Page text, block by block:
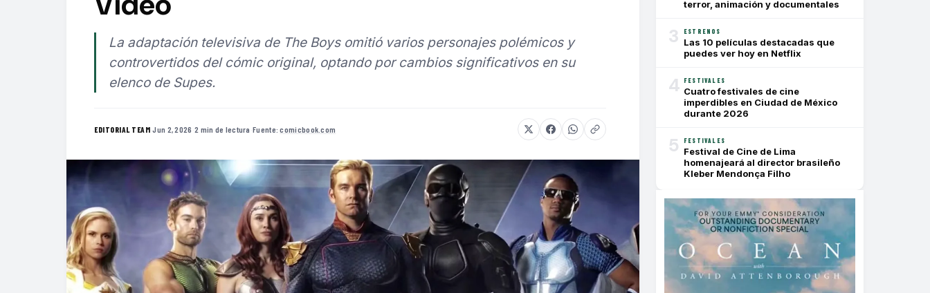
La adaptación televisiva de The Boys omitió varios personajes polémicos y
controvertidos del cómic original, optando por cambios significativos en su
elenco de Supes.
EDITORIAL TEAM·Jun 2, 2026 ·2 min de lectura ·Fuente:comicbook.com
terror, animación y documentales
3 ESTRENOS
Las 10 películas destacadas que
puedes ver hoy en Netflix
4 FESTIVALES
Cuatro festivales de cine
imperdibles en Ciudad de México
durante 2026
5 FESTIVALES
Festival de Cine de Lima
homenajeará al director brasileño
Kleber Mendonça Filho